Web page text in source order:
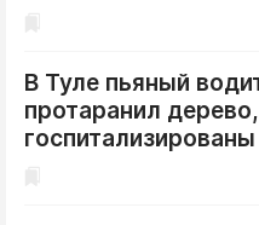
В Туле пьяный
протаранил
госпитализированы